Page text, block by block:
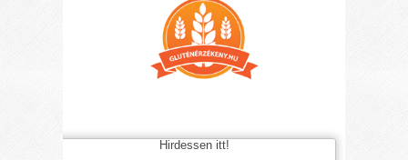
Hirdessen itt!